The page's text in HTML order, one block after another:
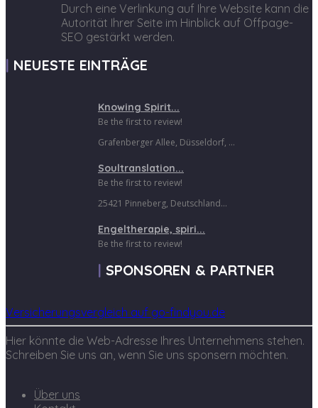
Durch eine Verlinkung auf Ihre Website kann die
Autorität Ihrer Seite im Hinblick auf Offpage-
SEO gestärkt werden.
NEUESTE EINTRÄGE
Knowing Spirit...
Be the first to review!
Grafenberger Allee, Düsseldorf, ...
Soultranslation...
Be the first to review!
25421 Pinneberg, Deutschland...
Engeltherapie, spiri...
Be the first to review!
SPONSOREN & PARTNER
Versicherungsvergleich auf go-findyou.de
Hier könnte die Web-Adresse Ihres Unternehmens stehen.
Schreiben Sie uns an, wenn Sie uns sponsern möchten.
Über uns